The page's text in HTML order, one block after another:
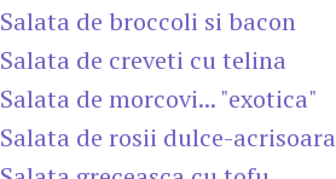
Salata de broccoli si bacon
Salata de creveti cu telina
Salata de morcovi... "exotica"
Salata de rosii dulce-acrisoara